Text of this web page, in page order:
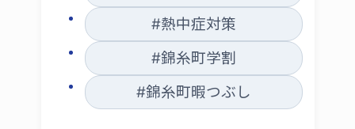
#熱中症対策
#錦糸町学割
#錦糸町暇つぶし